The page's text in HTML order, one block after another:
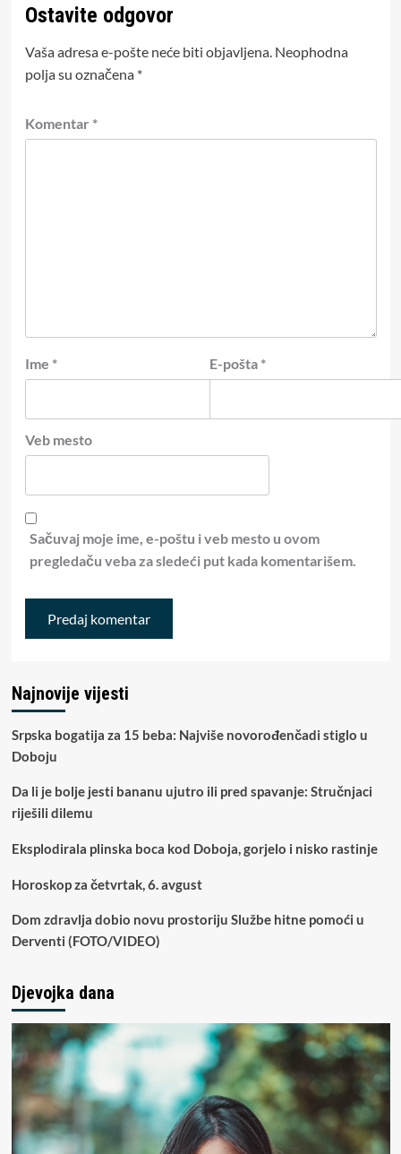
Ostavite odgovor
Vaša adresa e-pošte neće biti objavljena. Neophodna
polja su označena *
Komentar *
Ime * E-pošta *
Veb mesto
Sačuvaj moje ime, e-poštu i veb mesto u ovom
pregledaču veba za sledeći put kada komentarišem.
Najnovije vijesti
Srpska bogatija za 15 beba: Najviše novorođenčadi stiglo u
Doboju
Da li je bolje jesti bananu ujutro ili pred spavanje: Stručnjaci
riješili dilemu
Eksplodirala plinska boca kod Doboja, gorjelo i nisko rastinje
Horoskop za četvrtak, 6. avgust
Dom zdravlja dobio novu prostoriju Službe hitne pomoći u
Derventi (FOTO/VIDEO)
Djevojka dana